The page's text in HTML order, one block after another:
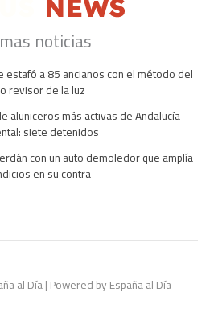
noticias
estafó a 85 ancianos con el método del
revisor de la luz
aluniceros más activas de Andalucía
siete detenidos
con un auto demoledor que amplía
en su contra
al Día | Powered by España al Día